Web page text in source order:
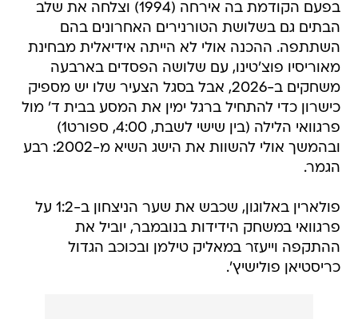
בפעם הקודמת בה אירחה (1994) וצלחה את שלב
הבתים גם בשלושת הטורנירים האחרונים בהם
השתתפה. ההכנה אולי לא הייתה אידיאלית מבחינת
מאוריסיו פוצ'טינו, עם שלושה הפסדים בארבעה
משחקים ב-2026, אבל בסגל הצעיר שלו יש מספיק
כישרון כדי להתחיל ברגל ימין את המסע בבית ד' מול
פרגוואי הלילה (בין שישי לשבת, 4:00, ספורט1)
ובהמשך אולי להשוות את הישג השיא מ-2002: רבע
הגמר.
פולארין באלוגון, שכבש את שער הניצחון ב-1:2 על
פרגוואי במשחק הידידות בנובמבר, יוביל את
ההתקפה וייעזר במאליק טילמן ובכוכב הגדול
כריסטיאן פולישיץ'.